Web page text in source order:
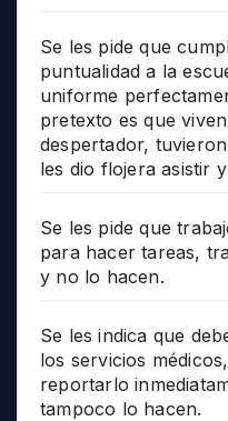
Se les pide que
puntualidad a la
uniforme
pretexto es que
despertador,
les dio flojera asistir
Se les pide que
para hacer tareas,
y no lo hacen.
Se les indica que
los servicios
reportarlo
tampoco lo hacen.